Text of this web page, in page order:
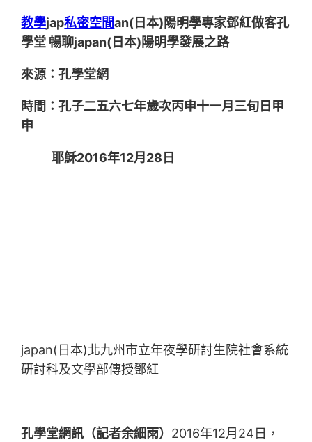
教學jap私密空間an(日本)陽明學專家鄧紅做客孔
學堂 暢聊japan(日本)陽明學發展之路
來源：孔學堂網
時間：孔子二五六七年歲次丙申十一月三旬日甲
申
耶穌2016年12月28日
japan(日本)北九州市立年夜學研討生院社會系統
研討科及文學部傳授鄧紅
孔學堂網訊（記者余細雨） 2016年12月24日，